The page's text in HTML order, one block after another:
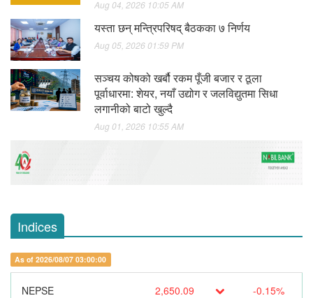
Aug 04, 2026 10:05 AM
यस्ता छन् मन्त्रिपरिषद् बैठकका ७ निर्णय
Aug 05, 2026 01:59 PM
सञ्चय कोषको खर्बौ रकम पूँजी बजार र ठूला
पूर्वाधारमा: शेयर, नयाँ उद्योग र जलविद्युतमा सिधा
लगानीको बाटो खुल्दै
Aug 01, 2026 10:55 AM
Indices
As of 2026/08/07 03:00:00
NEPSE 2,650.09 -0.15%